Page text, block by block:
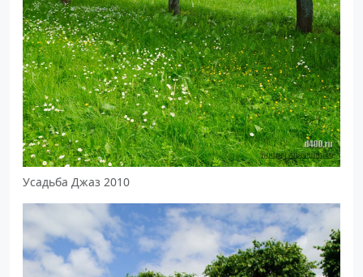
Усадьба Джаз 2010